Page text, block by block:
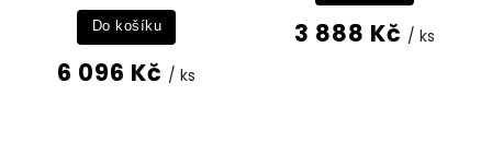
6 096 Kč / ks
Do košíku 3 888 Kč / ks